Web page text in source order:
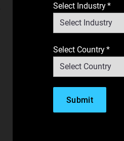
Select Industry*
Select Country*